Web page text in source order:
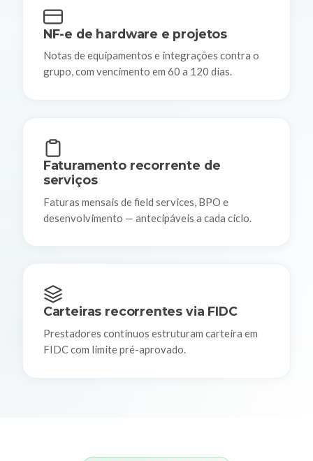
NF-e de hardware e projetos
Notas de equipamentos e integrações contra o
grupo, com vencimento em 60 a 120 dias.
Faturamento recorrente de
serviços
Faturas mensais de field services, BPO e
desenvolvimento — antecipáveis a cada ciclo.
Carteiras recorrentes via FIDC
Prestadores contínuos estruturam carteira em
FIDC com limite pré-aprovado.